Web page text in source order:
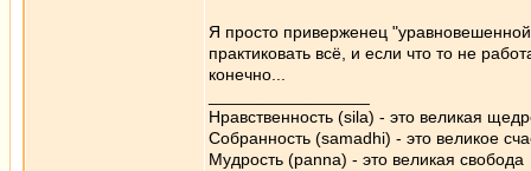
Я просто приверженец
практиковать всё, и если что то не
конечно...
Нравственность (sila) - это великая
Собранность (samadhi) - это великое
Мудрость (panna) - это великая свобода